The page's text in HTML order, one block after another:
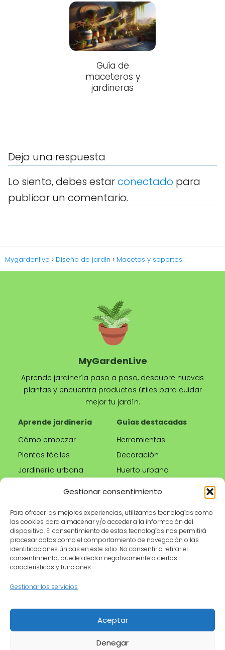
Gestionar consentimiento
Para ofrecer las mejores experiencias, utilizamos tecnologías como
las cookies para almacenar y/o acceder a la información del
dispositivo. El consentimiento de estas tecnologías nos permitirá
procesar datos como el comportamiento de navegación o las
identificaciones únicas en este sitio. No consentir o retirar el
consentimiento, puede afectar negativamente a ciertas
características y funciones.
Gestionar los servicios
Aceptar
Denegar
Guía de
maceteros y
jardineras
Deja una respuesta
Lo siento, debes estarconectado para
publicar un comentario.
Mygardenlive Diseño de jardín Macetas y soportes
MyGardenLive
Aprende jardinería paso a paso, descubre nuevas
plantas y encuentra productos útiles para cuidar
mejor tu jardín.
Aprende jardinería
Cómo empezar
Plantas fáciles
Jardinería urbana
Guías destacadas
Herramientas
Decoración
Huerto urbano
Tienda
Productos
recomendados
Herramientas de
Riego
Información legal
Aviso legal
Política de privacidad